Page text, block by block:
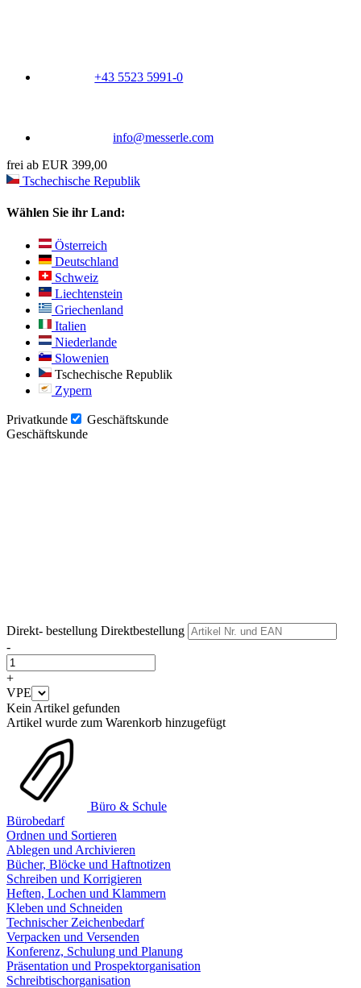
+43 5523 5991-0
info@messerle.com
frei ab EUR 399,00
Tschechische Republik
Wählen Sie ihr Land:
Österreich
Deutschland
Schweiz
Liechtenstein
Griechenland
Italien
Niederlande
Slowenien
Tschechische Republik
Zypern
Privatkunde
Geschäftskunde
Geschäftskunde
Direkt- bestellung Direktbestellung
-
+
VPE
Kein Artikel gefunden
Artikel wurde zum Warenkorb hinzugefügt
Büro & Schule
Bürobedarf
Ordnen und Sortieren
Ablegen und Archivieren
Bücher, Blöcke und Haftnotizen
Schreiben und Korrigieren
Heften, Lochen und Klammern
Kleben und Schneiden
Technischer Zeichenbedarf
Verpacken und Versenden
Konferenz, Schulung und Planung
Präsentation und Prospektorganisation
Schreibtischorganisation